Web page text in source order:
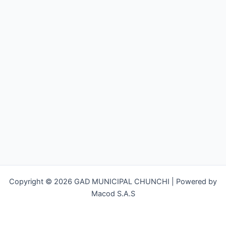
Copyright © 2026 GAD MUNICIPAL CHUNCHI | Powered by
Macod S.A.S